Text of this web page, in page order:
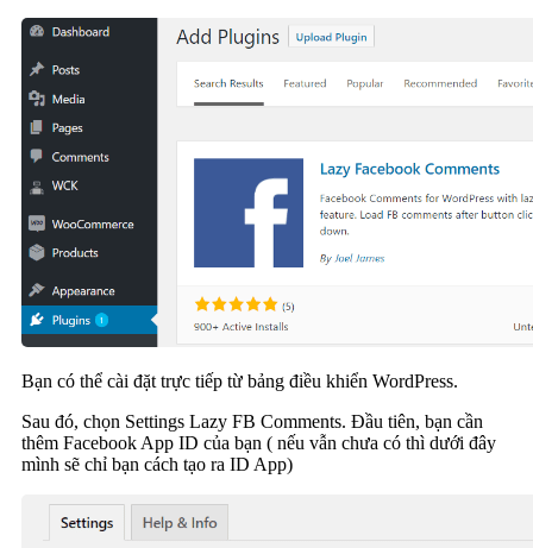
Bạn có thể cài đặt trực tiếp từ bảng điều khiển WordPress.
Sau đó, chọn Settings Lazy FB Comments. Đầu tiên, bạn cần
thêm Facebook App ID của bạn ( nếu vẫn chưa có thì dưới đây
mình sẽ chỉ bạn cách tạo ra ID App)